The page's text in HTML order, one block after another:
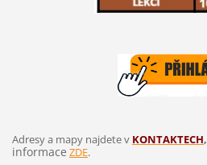
Adresy a mapy najdete v KONTAKTECH,
informace ZDE.